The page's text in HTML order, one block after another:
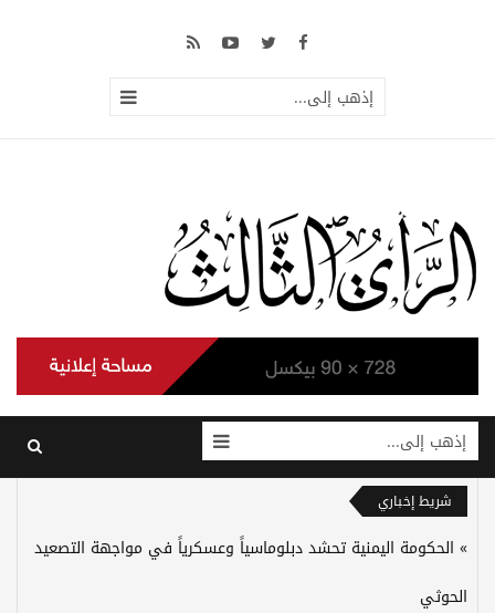
إذهب إلى...
إذهب إلى...
شريط إخباري
الحكومة اليمنية تحشد دبلوماسياً وعسكرياً في مواجهة التصعيد
الحوثي